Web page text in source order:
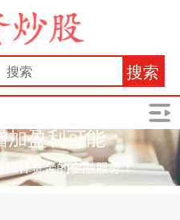
搜索
加盈利可能
杆资金的金融服务！